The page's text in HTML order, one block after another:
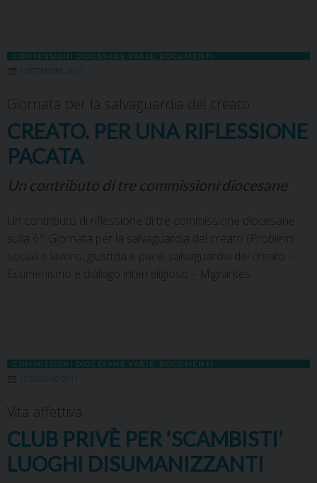
COMMISSIONI DIOCESANE VARIE DOCUMENTI
1 SETTEMBRE 2011
Giornata per la salvaguardia del creato
CREATO. PER UNA RIFLESSIONE
PACATA
Un contributo di tre commissioni diocesane
Un contributo di riflessione di tre commissione diocesane
sulla 6^ Giornata per la salvaguardia del creato (Problemi
sociali e lavoro, giustizia e pace, salvaguardia del creato –
Ecumenismo e dialogo interreligioso – Migrantes
COMMISSIONI DIOCESANE VARIE DOCUMENTI
12 GIUGNO 2011
Vita affettiva
CLUB PRIVÈ PER ‘SCAMBISTI’
LUOGHI DISUMANIZZANTI